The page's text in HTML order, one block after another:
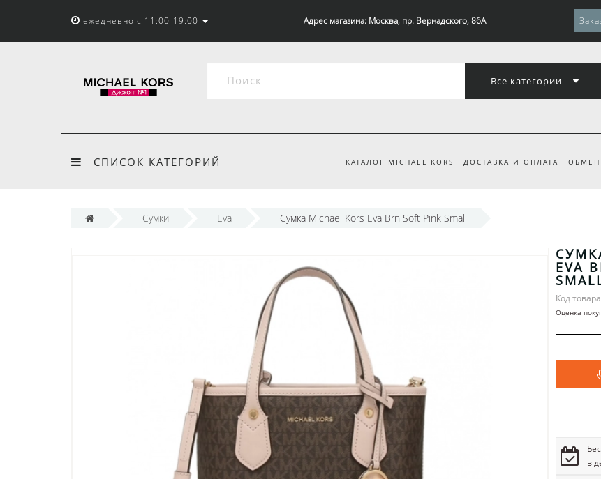
ежедневно с 11:00-19:00 Адрес магазина: Москва, пр. Вернадского, 86А
Все категории
СПИСОК КАТЕГОРИЙ КАТАЛОГ MICHAEL KORS ДОСТАВКА И ОПЛАТА ОБМЕН
Сумки Eva Сумка Michael Kors Eva Brn Soft Pink Small
EVA
Код
Оценка
в